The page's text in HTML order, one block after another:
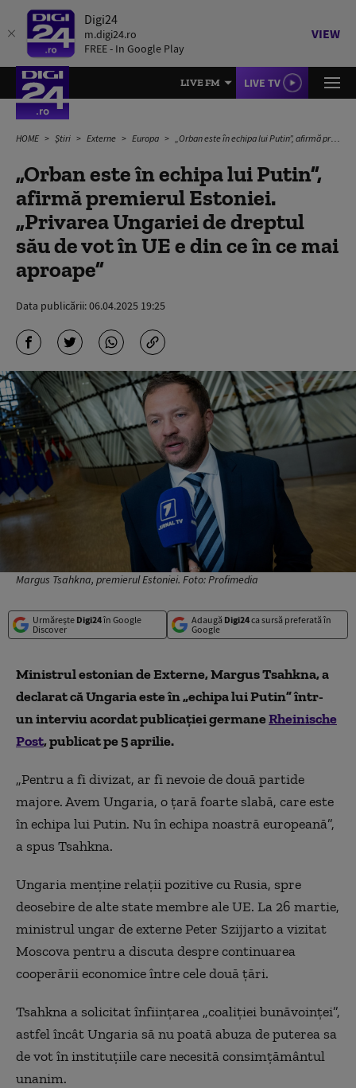
Digi24
m.digi24.ro
FREE - In Google Play
VIEW
LIVE FM LIVE TV
HOME Știri Externe Europa „Orban este în echipa lui Putin”, afirmă premierul Estoniei. „Privarea Ungariei de dreptul său de vot în UE e din ce în ce mai aproape”
„Orban este în echipa lui Putin”,
afirmă premierul Estoniei.
„Privarea Ungariei de dreptul
său de vot în UE e din ce în ce mai
aproape”
Data publicării:06.04.2025 19:25
Margus Tsahkna, premierul Estoniei. Foto: Profimedia
Urmărește Digi24în Google
Discover
Adaugă Digi24ca sursă preferată în
Google
Ministrul estonian de Externe, Margus Tsahkna, a
declarat că Ungaria este în „echipa lui Putin” într-
un interviu acordat publicației germaneRheinische
Post, publicat pe 5 aprilie.
„Pentru a fi divizat, ar fi nevoie de două partide
majore. Avem Ungaria, o țară foarte slabă, care este
în echipa lui Putin. Nu în echipa noastră europeană”,
a spus Tsahkna.
Ungaria menține relații pozitive cu Rusia, spre
deosebire de alte state membre ale UE. La 26 martie,
ministrul ungar de externe Peter Szijjarto a vizitat
Moscova pentru a discuta despre continuarea
cooperării economice între cele două țări.
Tsahkna a solicitat înființarea „coaliției bunăvoinței”,
astfel încât Ungaria să nu poată abuza de puterea sa
de vot în instituțiile care necesită consimțământul
unanim.